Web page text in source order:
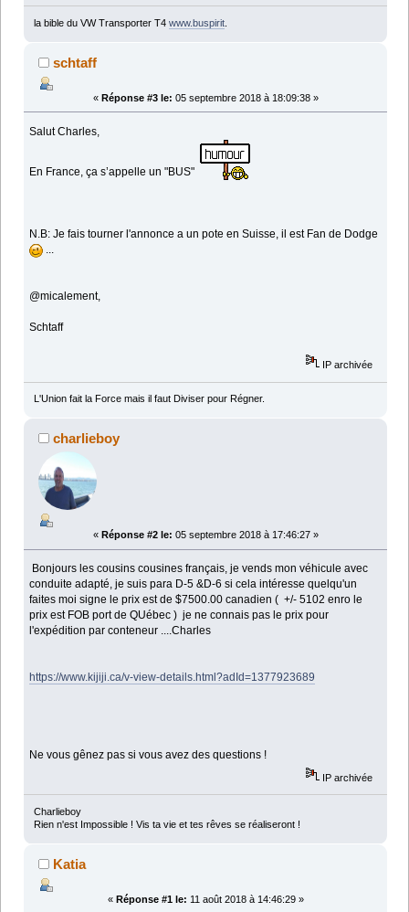
la bible du VW Transporter T4 www.buspirit.
schtaff
« Réponse #3 le: 05 septembre 2018 à 18:09:38 »
Salut Charles,
En France, ça s’appelle un "BUS"
N.B: Je fais tourner l'annonce a un pote en Suisse, il est Fan de Dodge
...
@micalement,
Schtaff
IP archivée
L'Union fait la Force mais il faut Diviser pour Régner.
charlieboy
« Réponse #2 le: 05 septembre 2018 à 17:46:27 »
Bonjours les cousins cousines français, je vends mon véhicule avec
conduite adapté, je suis para D-5 &D-6 si cela intéresse quelqu'un
faites moi signe le prix est de $7500.00 canadien ( +/- 5102 enro le
prix est FOB port de QUébec ) je ne connais pas le prix pour
l'expédition par conteneur ....Charles
https://www.kijiji.ca/v-view-details.html?adId=1377923689
Ne vous gênez pas si vous avez des questions !
IP archivée
Charlieboy
Rien n'est Impossible ! Vis ta vie et tes rêves se réaliseront !
Katia
« Réponse #1 le: 11 août 2018 à 14:46:29 »